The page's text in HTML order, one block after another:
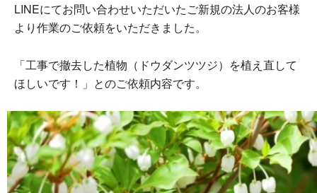
LINEにてお問い合わせいただいたご新規の法人のお客様
より作業のご依頼をいただきました。
「工事で撤去した植物（ドウダンツツジ）を植え直して
ほしいです！」とのご依頼内容です。